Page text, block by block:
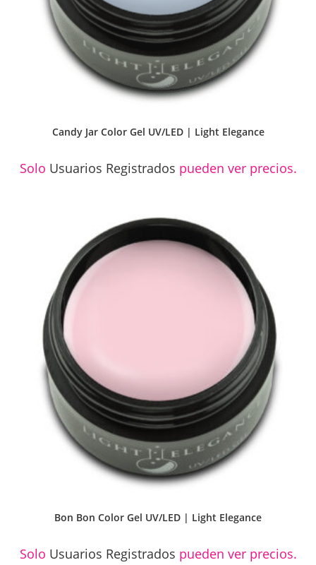
Candy Jar Color Gel UV/LED | Light Elegance
Solo Usuarios Registrados pueden ver precios.
Bon Bon Color Gel UV/LED | Light Elegance
Solo Usuarios Registrados pueden ver precios.